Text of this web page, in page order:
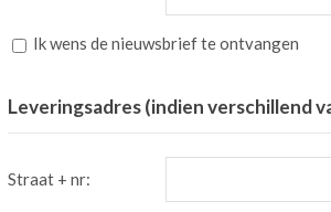
Ik wens de nieuwsbrief te ontvangen
Leveringsadres (indien verschillend
Straat + nr: